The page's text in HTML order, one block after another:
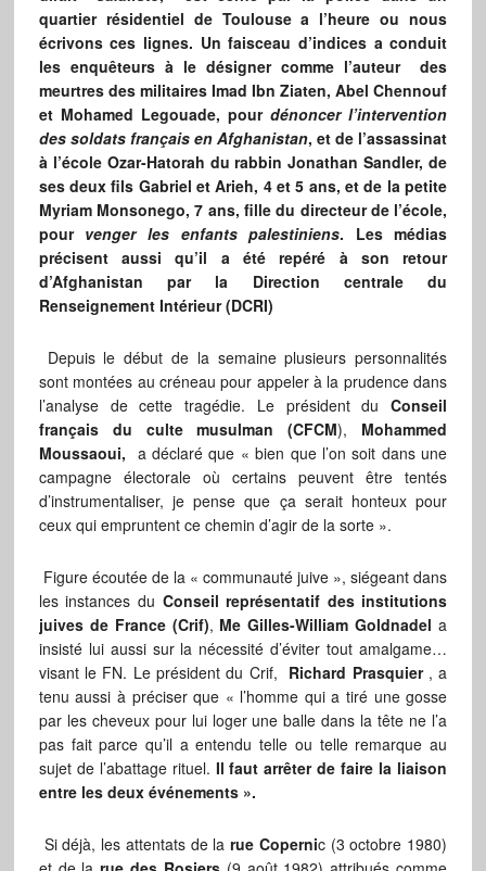
quartier résidentiel de Toulouse a l’heure ou nous
écrivons ces lignes. Un faisceau d’indices a conduit
les enquêteurs à le désigner comme l’auteur des
meurtres des militaires Imad Ibn Ziaten, Abel Chennouf
et Mohamed Legouade, pourdénoncer l’intervention
des soldats français en Afghanistan, et de l’assassinat
à l’école Ozar-Hatorah du rabbin Jonathan Sandler, de
ses deux fils Gabriel et Arieh, 4 et 5 ans, et de la petite
Myriam Monsonego, 7 ans, fille du directeur de l’école,
pour venger les enfants palestiniens. Les médias
précisent aussi qu’il a été repéré à son retour
d’Afghanistan par la Direction centrale du
Renseignement Intérieur (DCRI)
Depuis le début de la semaine plusieurs personnalités
sont montées au créneau pour appeler à la prudence dans
l’analyse de cette tragédie. Le président duConseil
français du culte musulman (CFCM), Mohammed
Moussaoui, a déclaré que « bien que l’on soit dans une
campagne électorale où certains peuvent être tentés
d’instrumentaliser, je pense que ça serait honteux pour
ceux qui empruntent ce chemin d’agir de la sorte ».
Figure écoutée de la « communauté juive », siégeant dans
les instances du Conseil représentatif des institutions
juives de France (Crif), Me Gilles-William Goldnadel a
insisté lui aussi sur la nécessité d’éviter tout amalgame…
visant le FN. Le président du Crif, Richard Prasquier, a
tenu aussi à préciser que « l’homme qui a tiré une gosse
par les cheveux pour lui loger une balle dans la tête ne l’a
pas fait parce qu’il a entendu telle ou telle remarque au
sujet de l’abattage rituel. Il faut arrêter de faire la liaison
entre les deux événements ».
Si déjà, les attentats de larue Copernic (3 octobre 1980)